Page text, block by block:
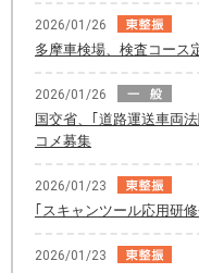
2026/01/26
多摩車検場、検査コース
2026/01/26
国交省、｢道路運送車両
コメ募集
2026/01/23
｢スキャンツール応用研
2026/01/23